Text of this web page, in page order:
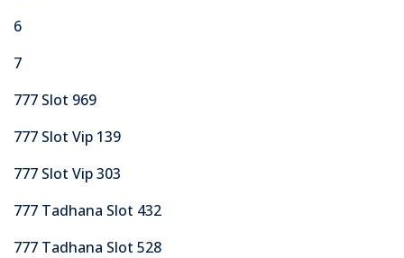
6
7
777 Slot 969
777 Slot Vip 139
777 Slot Vip 303
777 Tadhana Slot 432
777 Tadhana Slot 528